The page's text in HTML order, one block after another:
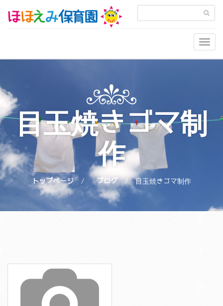
目玉焼きゴマ制
作
トップページ ブログ 目玉焼きゴマ制作